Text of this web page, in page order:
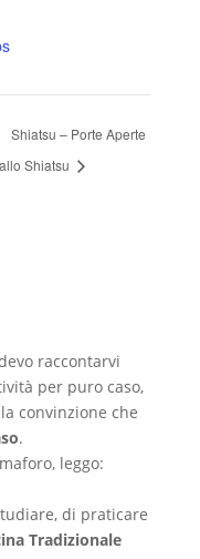
Shiatsu – Porte Aperte
allo Shiatsu
raccontarvi
per puro caso,
convinzione che
.
leggo:
di praticare
Tradizionale